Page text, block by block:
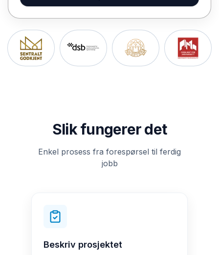
Slik fungerer det
Enkel prosess fra forespørsel til ferdig
jobb
Beskriv prosjektet